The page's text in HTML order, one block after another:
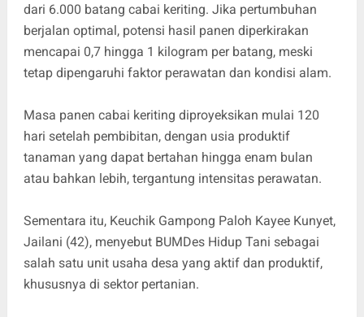
dari 6.000 batang cabai keriting. Jika pertumbuhan
berjalan optimal, potensi hasil panen diperkirakan
mencapai 0,7 hingga 1 kilogram per batang, meski
tetap dipengaruhi faktor perawatan dan kondisi alam.
Masa panen cabai keriting diproyeksikan mulai 120
hari setelah pembibitan, dengan usia produktif
tanaman yang dapat bertahan hingga enam bulan
atau bahkan lebih, tergantung intensitas perawatan.
Sementara itu, Keuchik Gampong Paloh Kayee Kunyet,
Jailani (42), menyebut BUMDes Hidup Tani sebagai
salah satu unit usaha desa yang aktif dan produktif,
khususnya di sektor pertanian.